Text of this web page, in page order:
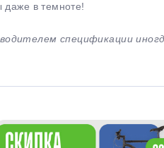
даже в темноте!
спецификации